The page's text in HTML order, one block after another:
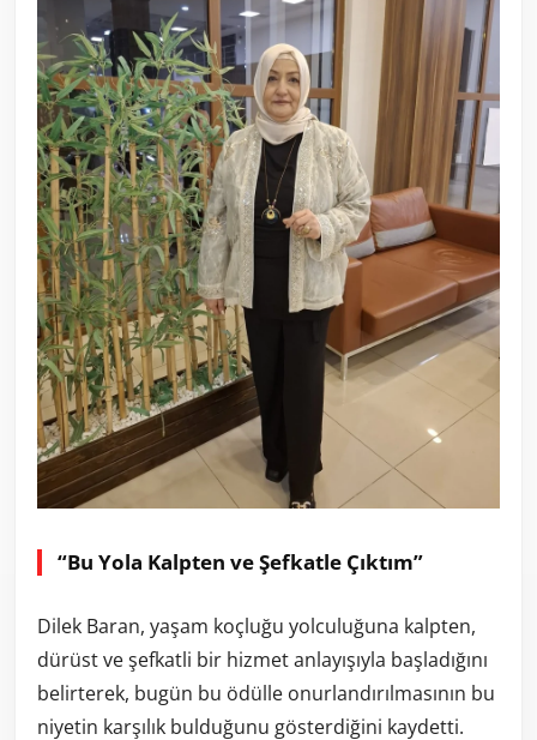
“Bu Yola Kalpten ve Şefkatle Çıktım”
Dilek Baran, yaşam koçluğu yolculuğuna kalpten,
dürüst ve şefkatli bir hizmet anlayışıyla başladığını
belirterek, bugün bu ödülle onurlandırılmasının bu
niyetin karşılık bulduğunu gösterdiğini kaydetti.